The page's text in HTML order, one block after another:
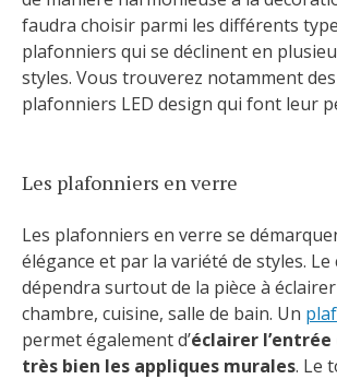
faudra choisir parmi les différents
plafonniers qui se déclinent en
styles. Vous trouverez notamment
plafonniers LED design qui font leur
Les plafonniers en verre
Les plafonniers en verre se
élégance et par la variété de styles. Le
dépendra surtout de la pièce à
chambre, cuisine, salle de bain. Un
permet également d’éclairer
très bien les appliques murales. Le